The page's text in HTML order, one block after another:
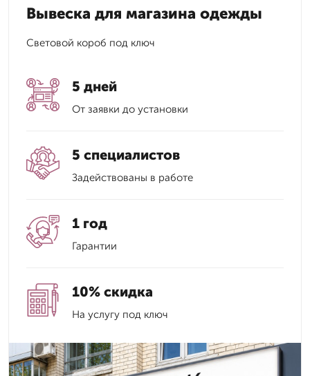
Вывеска для магазина одежды
Световой короб под ключ
5 дней
От заявки до установки
5 специалистов
Задействованы в работе
1 год
Гарантии
10% скидка
На услугу под ключ